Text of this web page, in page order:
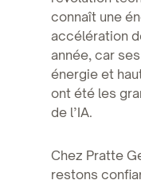
connaît une
accélération
année, car
énergie et
ont été les
de l’IA.
Chez Pratte
restons